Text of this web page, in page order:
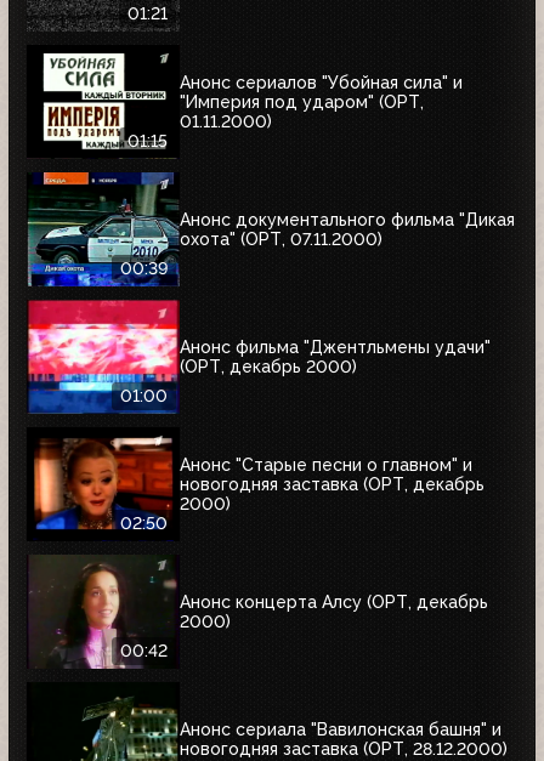
01:21
01:15
Анонс сериалов "Убойная сила" и
"Империя под ударом" (ОРТ,
01.11.2000)
00:39
Анонс документального фильма "Дикая
охота" (ОРТ, 07.11.2000)
01:00
Анонс фильма "Джентльмены удачи"
(ОРТ, декабрь 2000)
02:50
Анонс "Старые песни о главном" и
новогодняя заставка (ОРТ, декабрь
2000)
00:42
Анонс концерта Алсу (ОРТ, декабрь
2000)
Анонс сериала "Вавилонская башня" и
новогодняя заставка (ОРТ, 28.12.2000)